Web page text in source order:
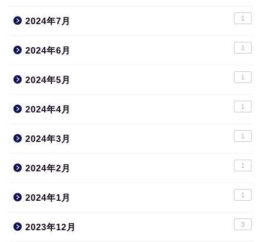
2024年7月 1
2024年6月 1
2024年5月 1
2024年4月 1
2024年3月 1
2024年2月 1
2024年1月 1
2023年12月 3